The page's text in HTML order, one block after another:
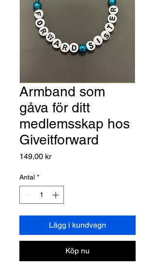
Armband som
gåva för ditt
medlemsskap hos
Giveitforward
149,00 krPris
Antal *
Lägg i kundvagn
Köp nu